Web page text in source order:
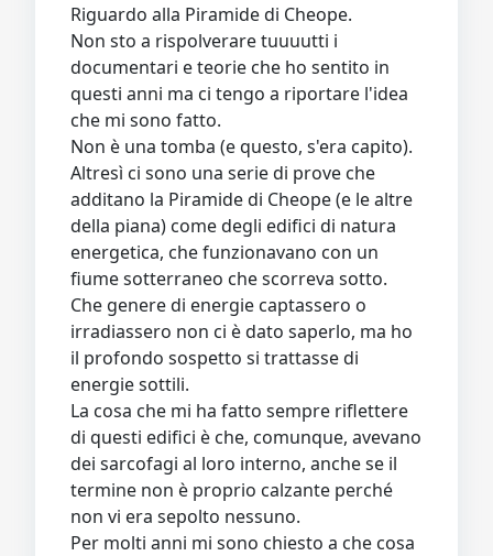
Riguardo alla Piramide di Cheope.
Non sto a rispolverare tuuuutti i
documentari e teorie che ho sentito in
questi anni ma ci tengo a riportare l'idea
che mi sono fatto.
Non è una tomba (e questo, s'era capito).
Altresì ci sono una serie di prove che
additano la Piramide di Cheope (e le altre
della piana) come degli edifici di natura
energetica, che funzionavano con un
fiume sotterraneo che scorreva sotto.
Che genere di energie captassero o
irradiassero non ci è dato saperlo, ma ho
il profondo sospetto si trattasse di
energie sottili.
La cosa che mi ha fatto sempre riflettere
di questi edifici è che, comunque, avevano
dei sarcofagi al loro interno, anche se il
termine non è proprio calzante perché
non vi era sepolto nessuno.
Per molti anni mi sono chiesto a che cosa